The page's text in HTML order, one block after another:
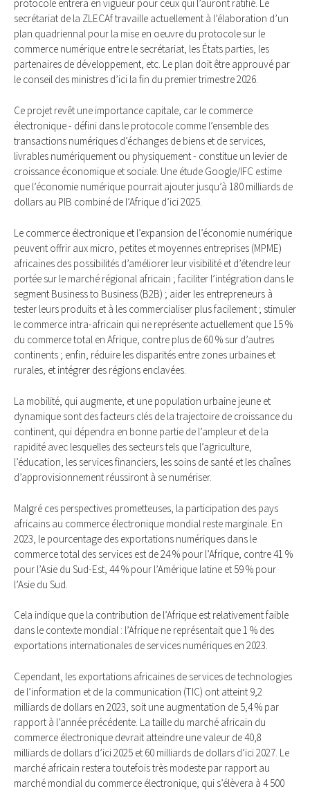
protocole entrera en vigueur pour ceux qui l’auront ratifié. Le
secrétariat de la ZLECAf travaille actuellement à l’élaboration d’un
plan quadriennal pour la mise en oeuvre du protocole sur le
commerce numérique entre le secrétariat, les États parties, les
partenaires de développement, etc. Le plan doit être approuvé par
le conseil des ministres d’ici la fin du premier trimestre 2026.
Ce projet revêt une importance capitale, car le commerce
électronique - défini dans le protocole comme l’ensemble des
transactions numériques d’échanges de biens et de services,
livrables numériquement ou physiquement - constitue un levier de
croissance économique et sociale. Une étude Google/IFC estime
que l’économie numérique pourrait ajouter jusqu’à 180 milliards de
dollars au PIB combiné de l’Afrique d’ici 2025.
Le commerce électronique et l’expansion de l’économie numérique
peuvent offrir aux micro, petites et moyennes entreprises (MPME)
africaines des possibilités d’améliorer leur visibilité et d’étendre leur
portée sur le marché régional africain ; faciliter l’intégration dans le
segment Business to Business (B2B) ; aider les entrepreneurs à
tester leurs produits et à les commercialiser plus facilement ; stimuler
le commerce intra-africain qui ne représente actuellement que 15 %
du commerce total en Afrique, contre plus de 60 % sur d’autres
continents ; enfin, réduire les disparités entre zones urbaines et
rurales, et intégrer des régions enclavées.
La mobilité, qui augmente, et une population urbaine jeune et
dynamique sont des facteurs clés de la trajectoire de croissance du
continent, qui dépendra en bonne partie de l’ampleur et de la
rapidité avec lesquelles des secteurs tels que l’agriculture,
l’éducation, les services financiers, les soins de santé et les chaînes
d’approvisionnement réussiront à se numériser.
Malgré ces perspectives prometteuses, la participation des pays
africains au commerce électronique mondial reste marginale. En
2023, le pourcentage des exportations numériques dans le
commerce total des services est de 24 % pour l’Afrique, contre 41 %
pour l’Asie du Sud-Est, 44 % pour l’Amérique latine et 59 % pour
l’Asie du Sud.
Cela indique que la contribution de l’Afrique est relativement faible
dans le contexte mondial : l’Afrique ne représentait que 1 % des
exportations internationales de services numériques en 2023.
Cependant, les exportations africaines de services de technologies
de l’information et de la communication (TIC) ont atteint 9,2
milliards de dollars en 2023, soit une augmentation de 5,4 % par
rapport à l’année précédente. La taille du marché africain du
commerce électronique devrait atteindre une valeur de 40,8
milliards de dollars d’ici 2025 et 60 milliards de dollars d’ici 2027. Le
marché africain restera toutefois très modeste par rapport au
marché mondial du commerce électronique, qui s’élèvera à 4 500